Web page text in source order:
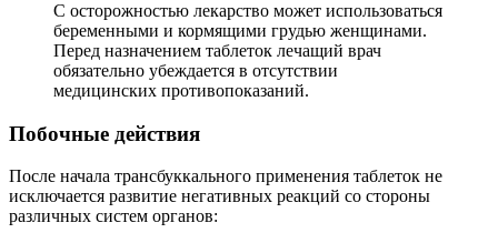
С осторожностью лекарство может использоваться
беременными и кормящими грудью женщинами.
Перед назначением таблеток лечащий врач
обязательно убеждается в отсутствии
медицинских противопоказаний.
Побочные действия
После начала трансбуккального применения таблеток не
исключается развитие негативных реакций со стороны
различных систем органов: